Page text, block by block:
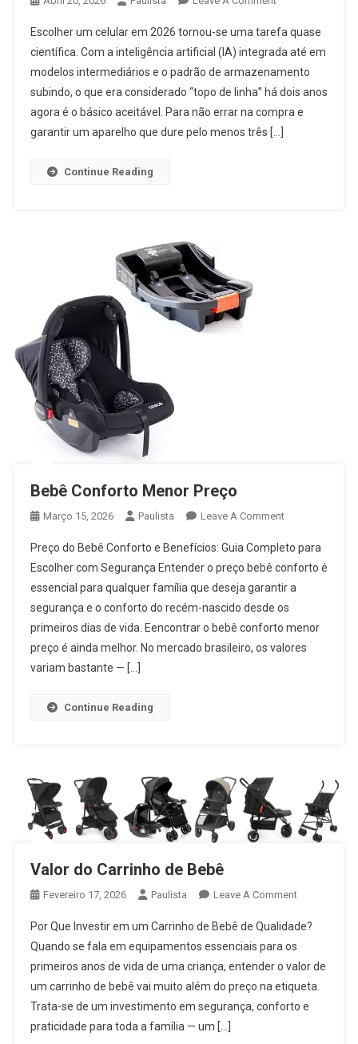
Escolher
Um
Bom
Celular
Escolher um celular em 2026 tornou-se uma tarefa quase
científica. Com a inteligência artificial (IA) integrada até em
modelos intermediários e o padrão de armazenamento
subindo, o que era considerado “topo de linha” há dois anos
agora é o básico aceitável. Para não errar na compra e
garantir um aparelho que dure pelo menos três […]
Continue Reading
Bebê Conforto Menor Preço
Março 15, 2026 Paulista Leave A CommentOn
Conforto
Menor
Preço
Preço do Bebê Conforto e Benefícios: Guia Completo para
Escolher com Segurança Entender o preço bebê conforto é
essencial para qualquer família que deseja garantir a
segurança e o conforto do recém-nascido desde os
primeiros dias de vida. Eencontrar o bebê conforto menor
preço é ainda melhor. No mercado brasileiro, os valores
variam bastante — […]
Continue Reading
Valor do Carrinho de Bebê
Fevereiro 17, 2026 Paulista Leave A CommentOn
Do
Carrinho
De
Bebê
Por Que Investir em um Carrinho de Bebê de Qualidade?
Quando se fala em equipamentos essenciais para os
primeiros anos de vida de uma criança, entender o valor de
um carrinho de bebê vai muito além do preço na etiqueta.
Trata-se de um investimento em segurança, conforto e
praticidade para toda a família — um […]